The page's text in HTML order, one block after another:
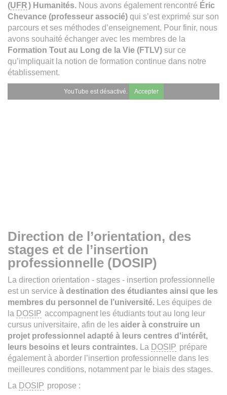
(UFR) Humanités. Nous avons également rencontré Éric
Chevance (professeur associé) qui s’est exprimé sur son
parcours et ses méthodes d’enseignement. Pour finir, nous
avons souhaité échanger avec les membres de la
Formation Tout au Long de la Vie (FTLV) sur ce
qu’impliquait la notion de formation continue dans notre
établissement.
YouTube est désactivé. Accepter
Direction de l’orientation, des
stages et de l’insertion
professionnelle (DOSIP)
La direction orientation - stages - insertion professionnelle
est un service à destination des étudiantes ainsi que les
membres du personnel de l’université.
Les équipes de
la DOSIP accompagnent les étudiants tout au long leur
cursus universitaire, afin de les aider à construire un
projet professionnel adapté à leurs centres d'intérêt,
leurs besoins et leurs contraintes.
La DOSIP prépare
également à aborder l’insertion professionnelle dans les
meilleures conditions, notamment par le biais des stages.
La DOSIP propose :